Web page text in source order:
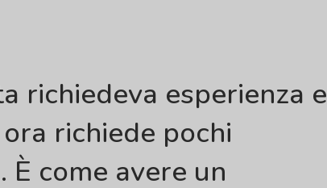
richiedeva esperienza e
richiede pochi
come avere un